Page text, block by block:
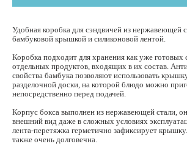
Удобная коробка для сэндвичей из нержавеющей
бамбуковой крышкой и силиконовой лентой.
Коробка подходит для хранения как уже готовых
отдельных продуктов, входящих в их состав.
свойства бамбука позволяют использовать
разделочной доски, на которой блюдо можно
непосредственно перед подачей.
Корпус бокса выполнен из нержавеющей стали,
внешний вид даже в сложных условиях
лента-перетяжка герметично зафиксирует
также очень долговечна.